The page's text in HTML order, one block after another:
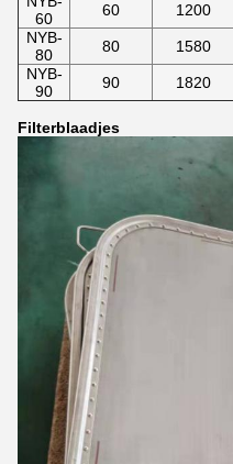
60
60 1200
NYB-
80
80 1580
NYB-
90
90 1820
Filterblaadjes